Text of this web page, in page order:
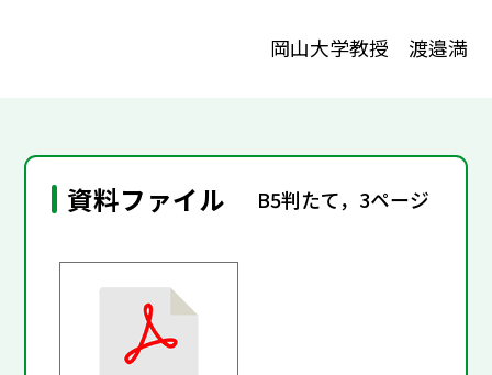
岡山大学教授 渡邉満
資料ファイル B5判たて，3ページ